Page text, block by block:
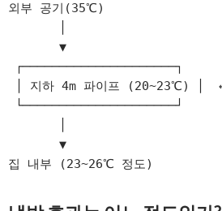
외부 공기(35℃)
집 내부 (23~26℃ 정도)